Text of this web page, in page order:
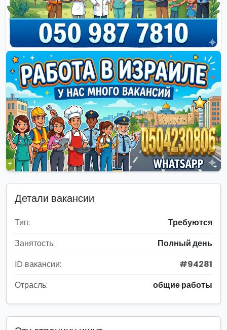
Детали вакансии
Тип:
Требуются
Занятость:
Полный день
ID вакансии:
#94281
Отрасль:
общие работы